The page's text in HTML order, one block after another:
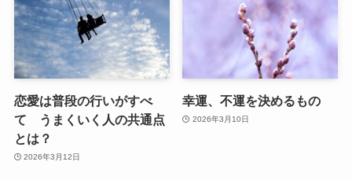
恋愛は普段の行いがすべ
て うまくいく人の共通点
とは？
2026年3月12日
幸運、不運を決めるもの
2026年3月10日